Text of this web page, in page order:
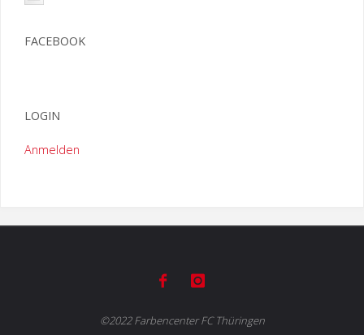
FACEBOOK
LOGIN
Anmelden
©2022 Farbencenter FC Thüringen